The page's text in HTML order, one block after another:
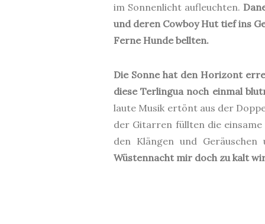
im Sonnenlicht aufleuchten.
und deren Cowboy Hut tief ins
Ferne Hunde bellten.
Die Sonne hat den Horizont
diese Terlingua noch einmal
laute Musik ertönt aus der
der Gitarren füllten die
den Klängen und
Wüstennacht mir doch zu kalt